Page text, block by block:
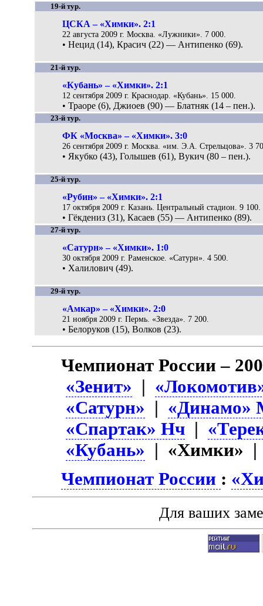
19-й тур.
ЦСКА – «Химки». 2:1
22 августа 2009 г. Москва. «Лужники». 7 000.
• Нецид (14), Красич (22) — Антипенко (69).
21-й тур.
«Кубань» – «Химки». 2:1
12 сентября 2009 г. Краснодар. «Кубань». 15 000.
• Траоре (6), Джиоев (90) — Блатняк (14 – пен.).
23-й тур.
ФК «Москва» – «Химки». 3:0
26 сентября 2009 г. Москва. «им. Э.А. Стрельцова». 3
• Якубко (43), Голышев (61), Вукич (80 – пен.).
25-й тур.
«Рубин» – «Химки». 2:1
17 октября 2009 г. Казань. Центральный стадион. 9 100.
• Гёкдениз (31), Касаев (55) — Антипенко (89).
27-й тур.
«Сатурн» – «Химки». 1:0
30 октября 2009 г. Раменское. «Сатурн». 4 500.
• Халилович (49).
29-й тур.
«Амкар» – «Химки». 2:0
21 ноября 2009 г. Пермь. «Звезда». 7 200.
• Белоруков (15), Волков (23).
Чемпионат России –
«Зенит» |
«Сатурн» | «Динамо»
«Спартак» Нч |
«Кубань» | «Химки»
Чемпионат России :
Для ваших